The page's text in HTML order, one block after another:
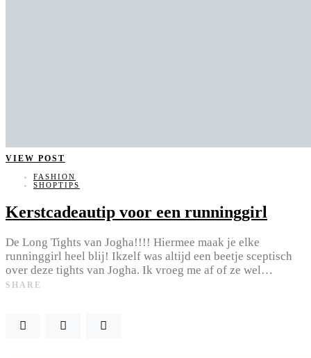
VIEW POST
FASHION
SHOPTIPS
Kerstcadeautip voor een runninggirl
De Long Tights van Jogha!!!! Hiermee maak je elke
runninggirl heel blij! Ikzelf was altijd een beetje sceptisch
over deze tights van Jogha. Ik vroeg me af of ze wel…
SHARE